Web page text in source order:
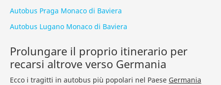
Autobus Praga Monaco di Baviera
Autobus Lugano Monaco di Baviera
Prolungare il proprio itinerario per
recarsi altrove verso Germania
Ecco i tragitti in autobus più popolari nel Paese Germania